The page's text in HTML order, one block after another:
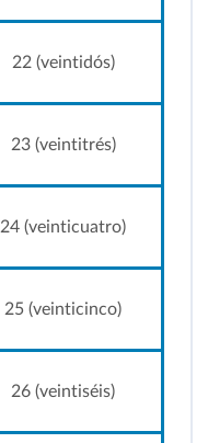
22 (veintidós)
23 (veintitrés)
24 (veinticuatro)
25 (veinticinco)
26 (veintiséis)